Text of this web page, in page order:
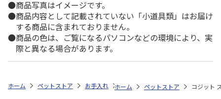
商品写真はイメージです。
商品内容として記載されていない「小道具類」はお届け
する商品に含まれておりません。
商品の色は、ご覧になるパソコンなどの環境により、実
際と異なる場合があります。
ホーム ペットストア お手入れ シャンプー・トリミング用品（猫用）
ホーム ペットストア コジット